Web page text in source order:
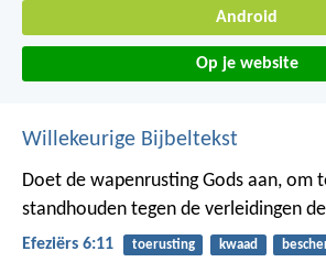
Android
Op je website
Willekeurige Bijbeltekst
Doet de wapenrusting Gods aan, om
standhouden tegen de verleidingen
Efeziërs 6:11 toerusting kwaad